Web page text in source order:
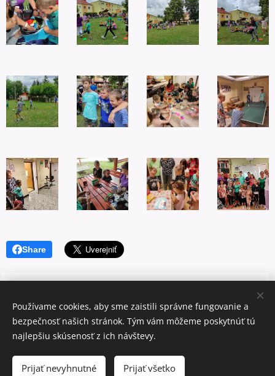
Share
Cookies
Používame cookies, aby sme zaistili správne fungovanie a
bezpečnosť našich stránok. Tým vám môžeme poskytnúť tú
najlepšiu skúsenosť z ich návštevy.
Prijať nevyhnutné Prijať všetko